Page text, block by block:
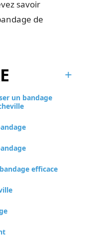
savoir
de
un bandage
efficace